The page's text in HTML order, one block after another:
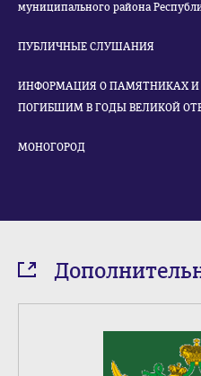
муниципального района
ПУБЛИЧНЫЕ СЛУШАНИЯ
ИНФОРМАЦИЯ О ПАМЯТНИКАХ
ПОГИБШИМ В ГОДЫ ВЕЛИКОЙ
МОНОГОРОД